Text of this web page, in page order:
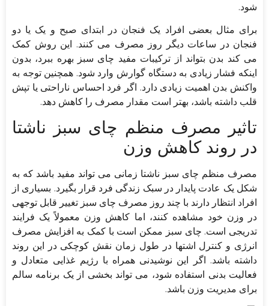
شود.
برای مثال بعضی افراد یک فنجان در ابتدای صبح و یک یا دو
فنجان در ساعات دیگر روز مصرف می کنند. این روش کمک
می کند بدن بتواند از ترکیبات مفید چای سبز بهره ببرد، بدون
اینکه فشار زیادی به دستگاه گوارش وارد شود. همچنین توجه به
واکنش بدن اهمیت زیادی دارد. اگر فرد احساس ناراحتی یا تپش
قلب داشته باشد، بهتر است مقدار مصرف را کاهش دهد.
تاثیر مصرف منظم چای سبز ناشتا
در روند کاهش وزن
مصرف منظم چای سبز ناشتا زمانی می تواند مفید باشد که به
شکل یک عادت پایدار در سبک زندگی فرد قرار بگیرد. بسیاری از
افراد انتظار دارند با چند روز مصرف چای سبز تغییر قابل توجهی
در وزن خود مشاهده کنند، اما کاهش وزن معمولاً یک فرایند
تدریجی است. چای سبز ممکن است با کمک به افزایش مصرف
انرژی و کنترل اشتها در طول زمان نقش کوچکی در این روند
داشته باشد. اگر این نوشیدنی همراه با رژیم غذایی متعادل و
فعالیت بدنی استفاده شود، می تواند بخشی از یک برنامه سالم
برای مدیریت وزن باشد.